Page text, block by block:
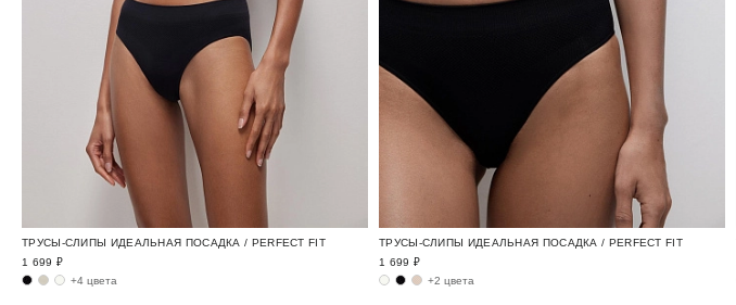
ТРУСЫ-СЛИПЫ ИДЕАЛЬНАЯ ПОСАДКА / PERFECT FIT
1 699 ₽
+4 цвета
ТРУСЫ-СЛИПЫ ИДЕАЛЬНАЯ ПОСАДКА / PERFECT FIT
1 699 ₽
+2 цвета